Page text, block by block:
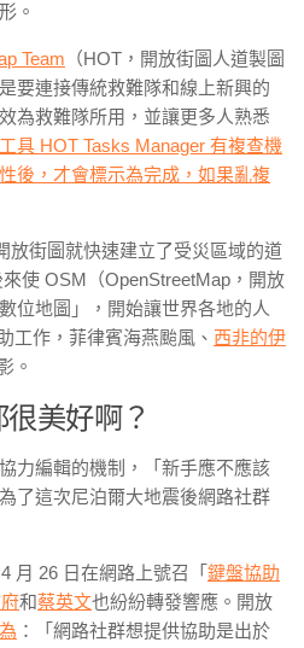
。
Team （HOT，開放街圖人道製圖
要連接傳統救難隊和線上新興的
為救難隊所用，並讓更多人熟悉
具 HOT Tasks Manager 有複查機
後，才會標示為完成，如果亂複
放街圖就快速建立了受災區域的道
使 OSM（OpenStreetMap，開放
位地圖」，開始讓世界各地的人
工作，菲律賓海燕颱風、 西非的伊
。
美好啊？
力編輯的機制，「新手應不應該
了這次尼泊爾大地震後網路社群
月 26 日在網路上號召「 鍵盤協助
和蔡英文也紛紛轉發響應。開放
：「網路社群想提供協助是出於